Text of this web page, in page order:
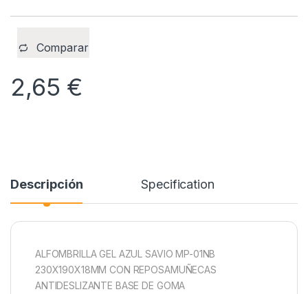
Comparar
2,65 €
Descripción Specification
ALFOMBRILLA GEL AZUL SAVIO MP-01NB
230X190X18MM CON REPOSAMUÑECAS
ANTIDESLIZANTE BASE DE GOMA